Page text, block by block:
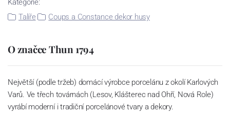
Kategorie:
Talíře
Coups a Constance dekor husy
O značce Thun 1794
Největší (podle tržeb) domácí výrobce porcelánu z okolí Karlových
Varů. Ve třech továrnách (Lesov, Klášterec nad Ohří, Nová Role)
vyrábí moderní i tradiční porcelánové tvary a dekory.